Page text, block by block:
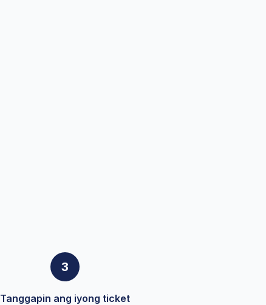
3
Tanggapin ang iyong ticket